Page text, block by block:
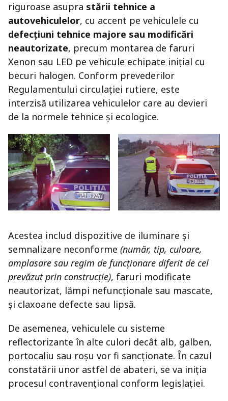
riguroase asupra stării tehnice a
autovehiculelor, cu accent pe vehiculele cu
defecțiuni tehnice majore sau modificări
neautorizate, precum montarea de faruri
Xenon sau LED pe vehicule echipate inițial cu
becuri halogen. Conform prevederilor
Regulamentului circulației rutiere, este
interzisă utilizarea vehiculelor care au devieri
de la normele tehnice și ecologice.
Acestea includ dispozitive de iluminare și
semnalizare neconforme (număr, tip, culoare,
amplasare sau regim de funcționare diferit de cel
prevăzut prin construcție), faruri modificate
neautorizat, lămpi nefuncționale sau mascate,
și claxoane defecte sau lipsă.
De asemenea, vehiculele cu sisteme
reflectorizante în alte culori decât alb, galben,
portocaliu sau roșu vor fi sancționate. În cazul
constatării unor astfel de abateri, se va iniția
procesul contravențional conform legislației.